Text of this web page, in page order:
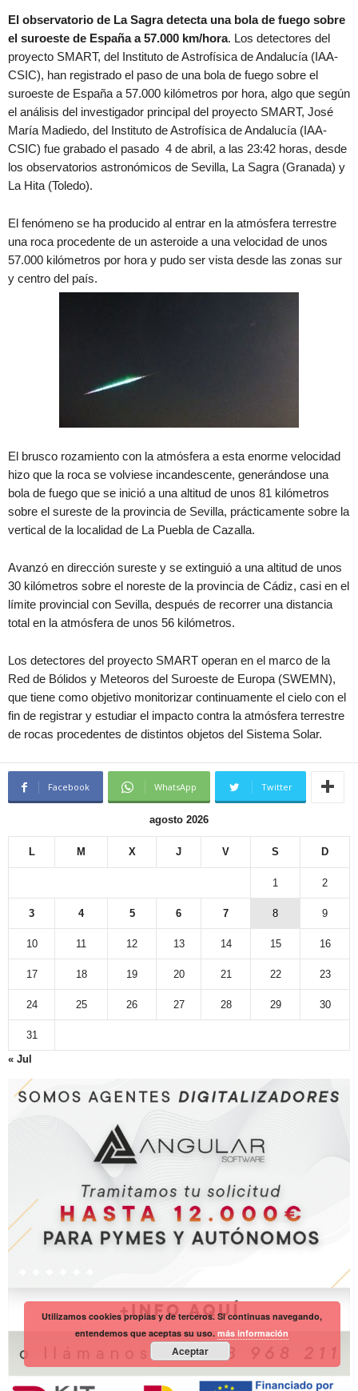
El observatorio de La Sagra detecta una bola de fuego sobre
el suroeste de España a 57.000 km/hora. Los detectores del
proyecto SMART, del Instituto de Astrofísica de Andalucía (IAA-
CSIC), han registrado el paso de una bola de fuego sobre el
suroeste de España a 57.000 kilómetros por hora, algo que según
el análisis del investigador principal del proyecto SMART, José
María Madiedo, del Instituto de Astrofísica de Andalucía (IAA-
CSIC) fue grabado el pasado 4 de abril, a las 23:42 horas, desde
los observatorios astronómicos de Sevilla, La Sagra (Granada) y
La Hita (Toledo).
El fenómeno se ha producido al entrar en la atmósfera terrestre
una roca procedente de un asteroide a una velocidad de unos
57.000 kilómetros por hora y pudo ser vista desde las zonas sur
y centro del país.
El brusco rozamiento con la atmósfera a esta enorme velocidad
hizo que la roca se volviese incandescente, generándose una
bola de fuego que se inició a una altitud de unos 81 kilómetros
sobre el sureste de la provincia de Sevilla, prácticamente sobre la
vertical de la localidad de La Puebla de Cazalla.
Avanzó en dirección sureste y se extinguió a una altitud de unos
30 kilómetros sobre el noreste de la provincia de Cádiz, casi en el
límite provincial con Sevilla, después de recorrer una distancia
total en la atmósfera de unos 56 kilómetros.
Los detectores del proyecto SMART operan en el marco de la
Red de Bólidos y Meteoros del Suroeste de Europa (SWEMN),
que tiene como objetivo monitorizar continuamente el cielo con el
fin de registrar y estudiar el impacto contra la atmósfera terrestre
de rocas procedentes de distintos objetos del Sistema Solar.
Facebook WhatsApp Twitter
agosto 2026
L M X J V S D
1 2
3 4 5 6 7 8 9
10 11 12 13 14 15 16
17 18 19 20 21 22 23
24 25 26 27 28 29 30
31
« Jul
Utilizamos cookies propias y de terceros. Si continuas navegando,
entendemos que aceptas su uso.más información
Aceptar